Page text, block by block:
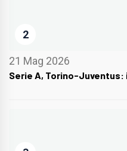
2
21 Mag 2026
Serie A, Torino-Juventus: